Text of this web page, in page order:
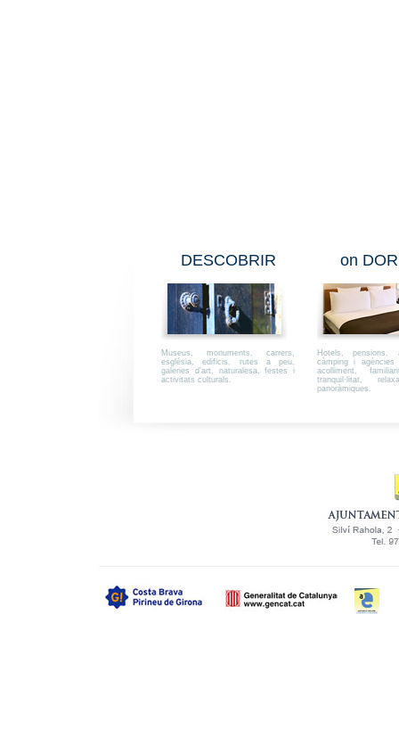
DESCOBRIR
Museus, monuments, carrers,
església, edificis, rutes a peu,
galeries d’art, naturalesa, festes i
activitats culturals.
on
Hotels, pensions,
càmping i agències
acolliment,
tranquil·litat,
panoràmiques.